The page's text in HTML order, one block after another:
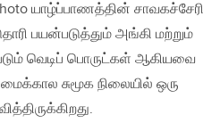
யாழ்ப்பாணத்தின் சாவகச்சேரி
பயன்படுத்தும் அங்கி மற்றும்
வெடிப் பொருட்கள் ஆகியவை
சுமூக நிலையில் ஒரு